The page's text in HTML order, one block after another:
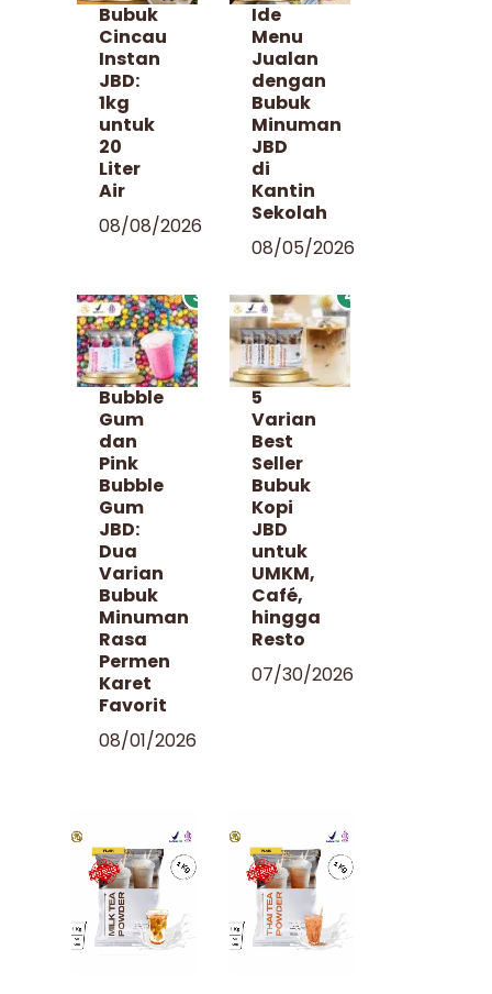
Bubuk
Cincau
Instan
JBD:
1kg
untuk
20
Liter
Air
08/08/2026
Ide
Menu
Jualan
dengan
Bubuk
Minuman
JBD
di
Kantin
Sekolah
08/05/2026
3
Bubble
Gum
dan
Pink
Bubble
Gum
JBD:
Dua
Varian
Bubuk
Minuman
Rasa
Permen
Karet
Favorit
08/01/2026
4
5
Varian
Best
Seller
Bubuk
Kopi
JBD
untuk
UMKM,
Café,
hingga
Resto
07/30/2026
Tampilkan Tampilkan